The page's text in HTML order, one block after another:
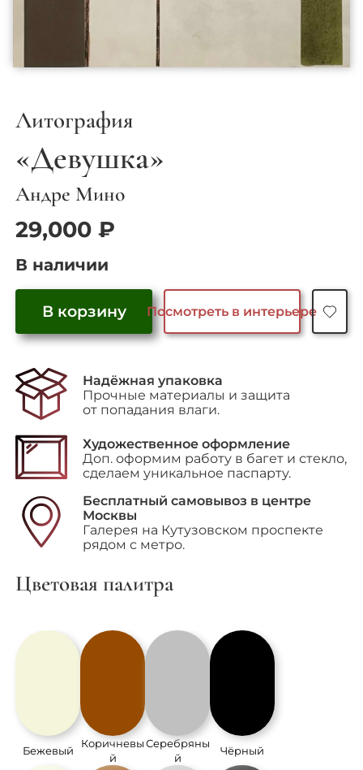
Литография
«Девушка»
Андре Мино
29,000₽
В наличии
"Девушка"
В корзину Посмотреть в интерьере
Надёжная упаковка
Прочные материалы и защита
от попадания влаги.
Художественное оформление
Доп. оформим работу в багет и стекло,
сделаем уникальное паспарту.
Бесплатный самовывоз в центре
Москвы
Галерея на Кутузовском проспекте
рядом с метро.
Цветовая палитра
Бежевый
Коричневы
й
Серебряны
й
Чёрный